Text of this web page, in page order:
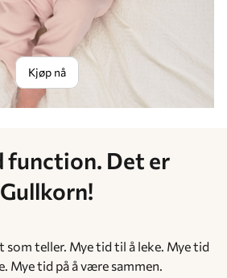
Kjøp nå
function. Det er
Gullkorn!
som teller. Mye tid til å leke. Mye tid
Mye tid på å være sammen.